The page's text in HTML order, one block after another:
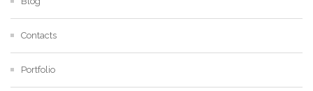
Contacts
Portfolio